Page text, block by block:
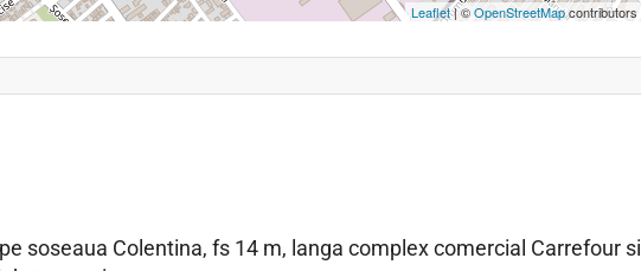
Leaflet| ©OpenStreetMapcontributors
soseaua Colentina, fs 14 m, langa complex comercial Carrefour si